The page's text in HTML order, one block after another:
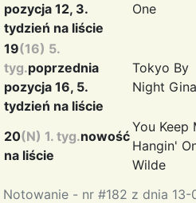
Notowanie - nr #182 z dnia 13-
pozycja 12, 3.
tydzień na liście
One
19(16) 5.
tyg.poprzednia
pozycja 16, 5.
tydzień na liście
Tokyo By
Night
20(N) 1. tyg.nowość
na liście
You Keep
Hangin'
Wilde